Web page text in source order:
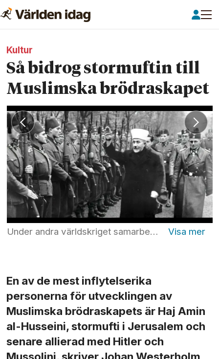
Kultur
Så bidrog stormuftin till
Muslimska brödraskapet
Under andra världskriget samarbetade Haj Amin al-Husseini med både Italien och Tyskland, men han är mest känd för att ha satt upp SS-divisionen ”Handschaar” bestående av mer än 20 000 bosniska muslimer. Foto: Bundesarchiv/Wikipedia
En av de mest inflytelserika
personerna för utvecklingen av
Muslimska brödraskapets är Haj Amin
al-Husseini, stormufti i Jerusalem och
senare allierad med Hitler och
Mussolini, skriver Johan Westerholm